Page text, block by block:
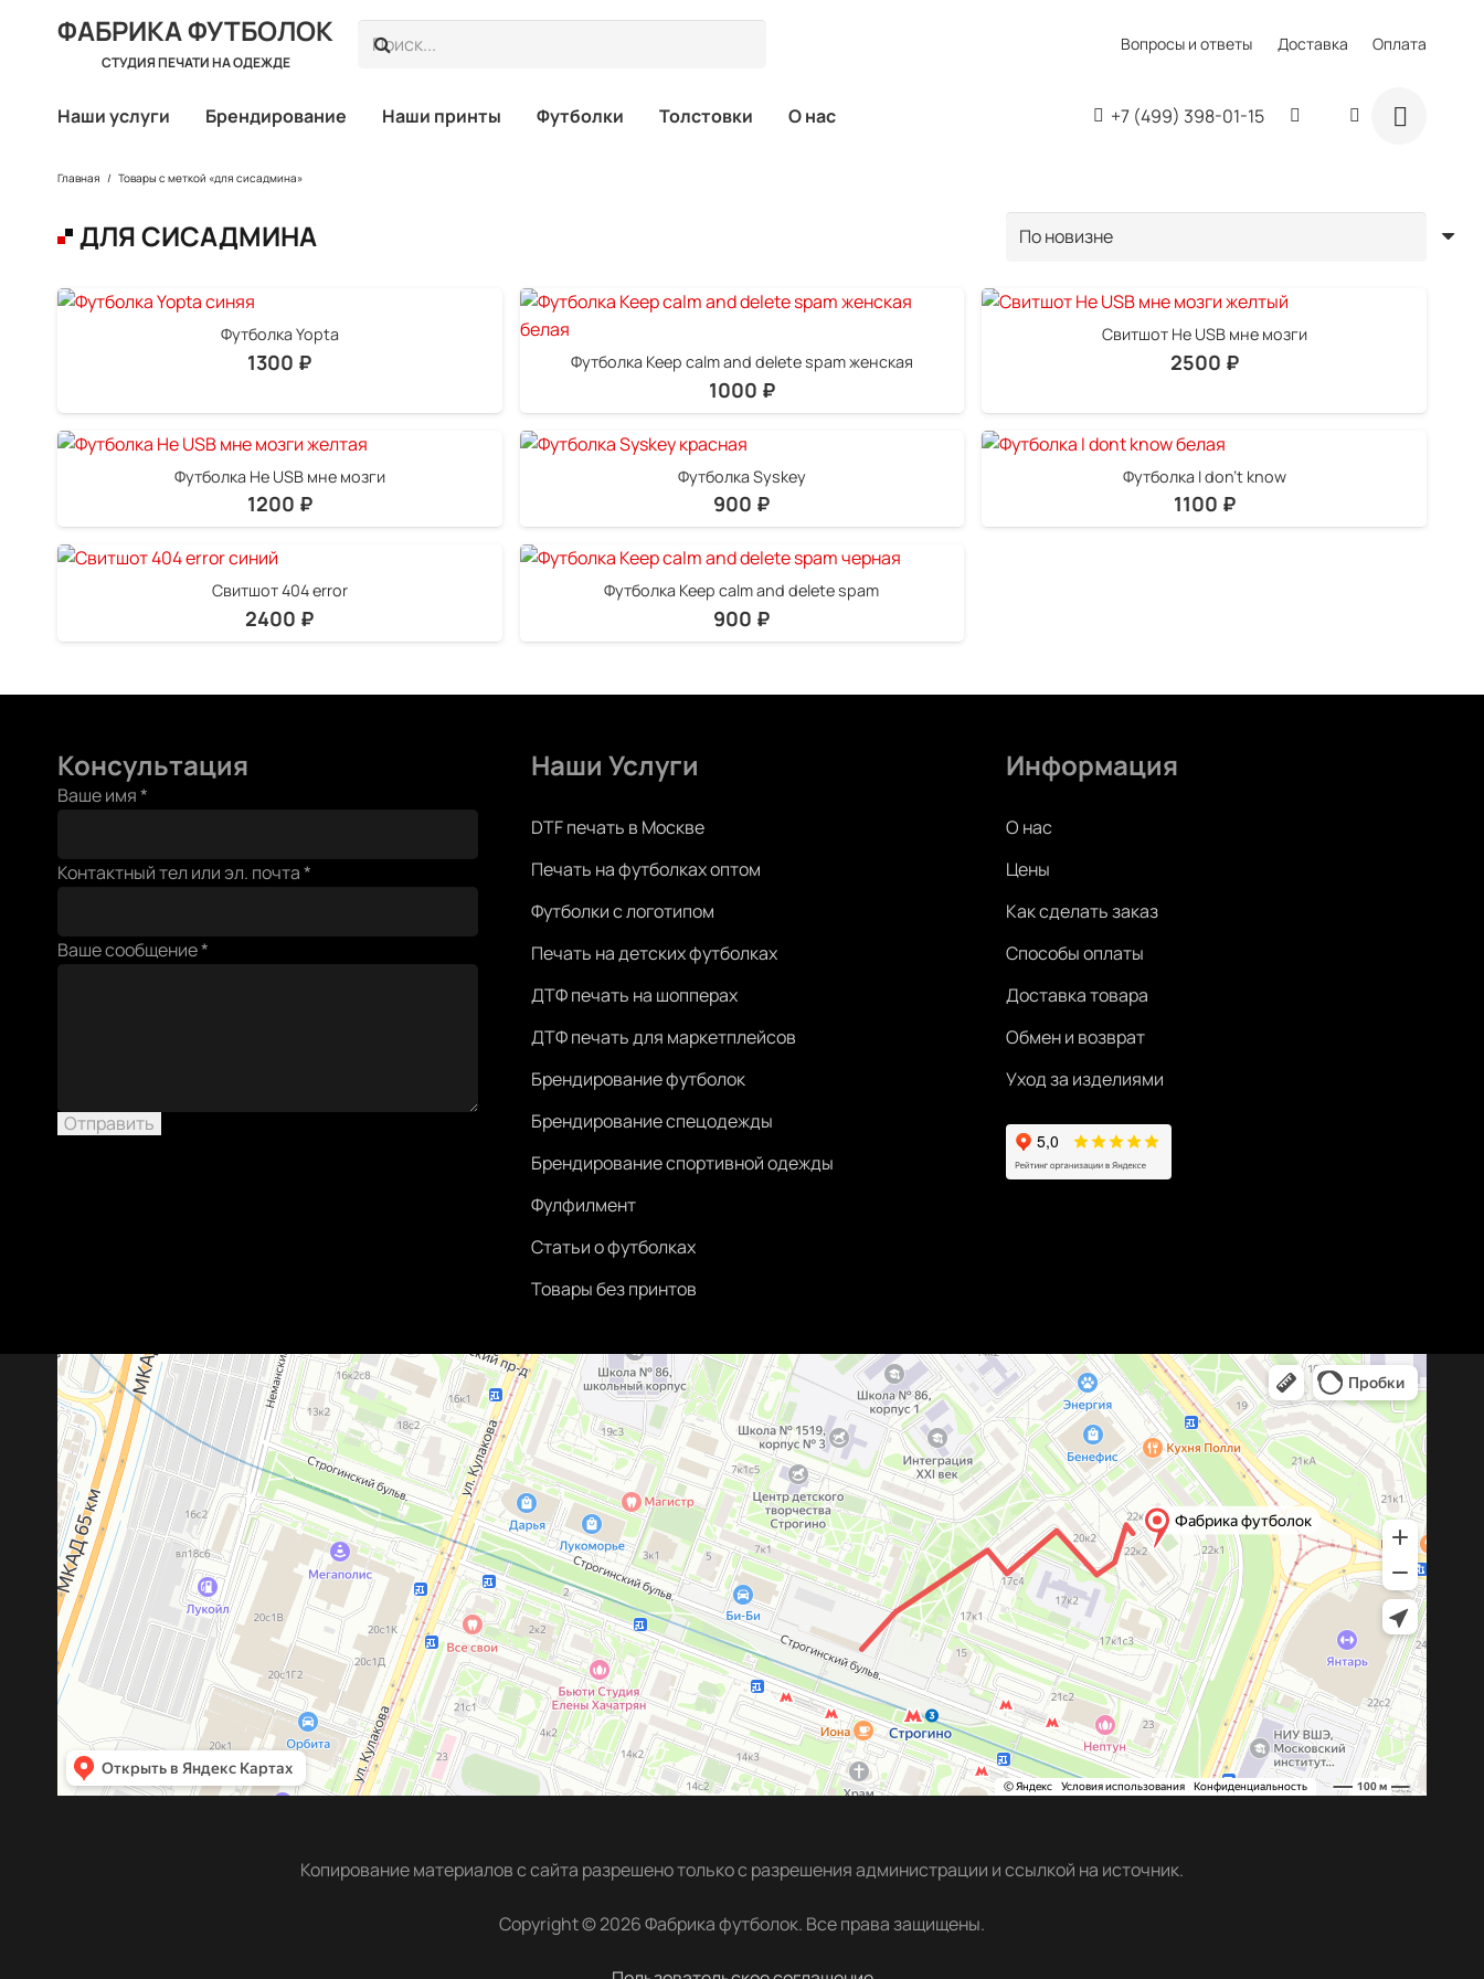
ФАБРИКА ФУТБОЛОК
СТУДИЯ ПЕЧАТИ НА ОДЕЖДЕ
Вопросы и ответы Доставка Оплата
Наши услуги Брендирование Наши принты Футболки Толстовки О нас +7 (499) 398-01-15
Главная / Товары с меткой «для сисадмина»
ДЛЯ СИСАДМИНА
Футболка Yopta
1300 ₽ Футболка Keep calm and delete spam женская
1000 ₽
Свитшот Не USB мне мозги
2500 ₽
Футболка Не USB мне мозги
1200 ₽
Футболка Syskey
900 ₽
Футболка I don’t know
1100 ₽
Свитшот 404 error
2400 ₽
Футболка Keep calm and delete spam
900 ₽
Консультация
Ваше имя*
тел
Контактный тел или эл. почта*
Ваше сообщение*
Отправить
Наши Услуги
DTF печать в Москве
Печать на футболках оптом
Футболки с логотипом
Печать на детских футболках
ДТФ печать на шопперах
ДТФ печать для маркетплейсов
Брендирование футболок
Брендирование спецодежды
Брендирование спортивной одежды
Фулфилмент
Статьи о футболках
Товары без принтов
Информация
О нас
Цены
Как сделать заказ
Способы оплаты
Доставка товара
Обмен и возврат
Уход за изделиями
Копирование материалов с сайта разрешено только с разрешения администрации и ссылкой на источник.
Copyright © 2026 Фабрика футболок. Все права защищены.